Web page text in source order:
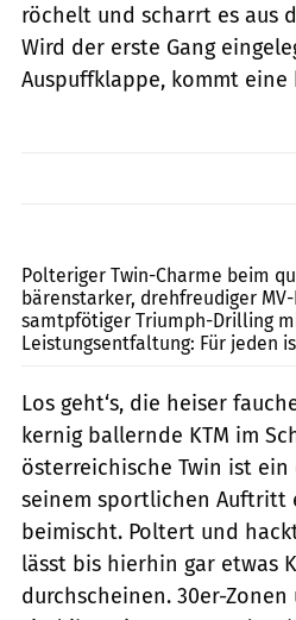
röchelt und scharrt es aus
Wird der erste Gang
Auspuffklappe, kommt eine
Polteriger Twin-Charme beim
bärenstarker, drehfreudiger
samtpfötiger Triumph-Drilling
Leistungsentfaltung: Für jeden
Los geht‘s, die heiser
kernig ballernde KTM im
österreichische Twin ist ein
seinem sportlichen Auftritt
beimischt. Poltert und
lässt bis hierhin gar etwas
durchscheinen. 30er-